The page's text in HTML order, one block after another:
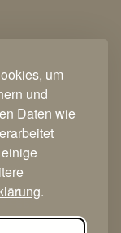
um
und
Daten wie
.
Egger